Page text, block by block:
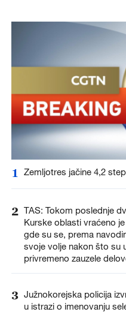
1 Zemljotres jačine 4,2
2 TAS: Tokom poslednje
Kurske oblasti vraćeno
gde su se, prema
svoje volje nakon što su
privremeno zauzele
3 Južnokorejska policija
u istrazi o imenovanju